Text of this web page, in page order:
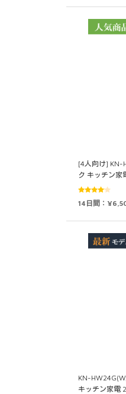
[4人向け] KN-
ク キッチン家
5段階中
14日間：
KN-
キッチン家電